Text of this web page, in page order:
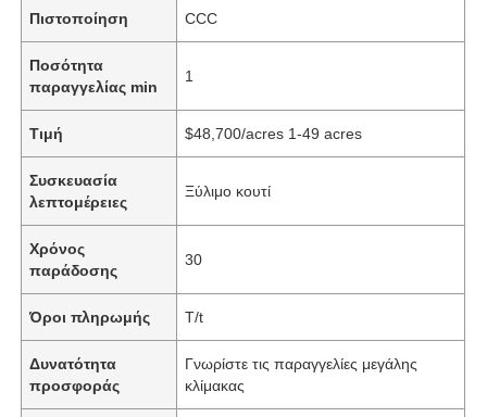
Πιστοποίηση CCC
Ποσότητα
παραγγελίας min
1
Τιμή $48,700/acres 1-49 acres
Συσκευασία
λεπτομέρειες
Ξύλιμο κουτί
Χρόνος
παράδοσης
30
Όροι πληρωμής T/t
Δυνατότητα
προσφοράς
Γνωρίστε τις παραγγελίες μεγάλης
κλίμακας